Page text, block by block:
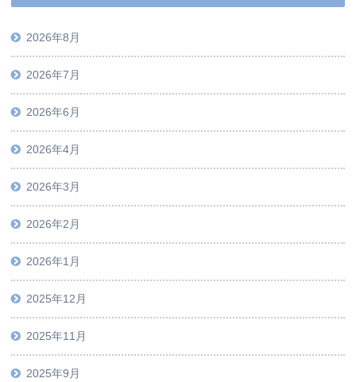
2026年8月
2026年7月
2026年6月
2026年4月
2026年3月
2026年2月
2026年1月
2025年12月
2025年11月
2025年9月